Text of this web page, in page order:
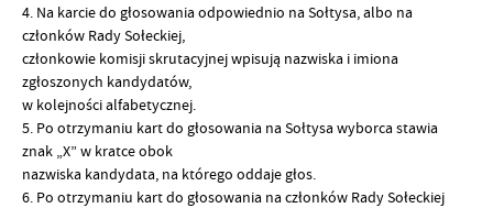
4. Na karcie do głosowania odpowiednio na Sołtysa, albo na
członków Rady Sołeckiej,
członkowie komisji skrutacyjnej wpisują nazwiska i imiona
zgłoszonych kandydatów,
w kolejności alfabetycznej.
5. Po otrzymaniu kart do głosowania na Sołtysa wyborca stawia
znak „X” w kratce obok
nazwiska kandydata, na którego oddaje głos.
6. Po otrzymaniu kart do głosowania na członków Rady Sołeckiej